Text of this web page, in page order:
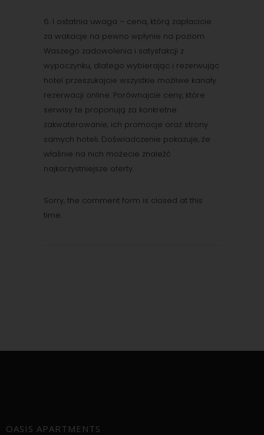
6. I ostatnia uwaga – cena, którą zapłacicie
za wakacje na pewno wpłynie na poziom
Waszego zadowolenia i satysfakcji z
wypoczynku, dlatego wybierając i rezerwując
hotel przeszukajcie wszystkie możliwe kanały
rezerwacji online. Porównajcie ceny, które
serwisy te proponują za konkretne
zakwaterowanie, ich promocje oraz strony
samych hoteli. Doświadczenie pokazuje, że
właśnie na nich możecie znaleźć
najkorzystniejsze oferty.
Sorry, the comment form is closed at this
time.
OASIS APARTMENTS